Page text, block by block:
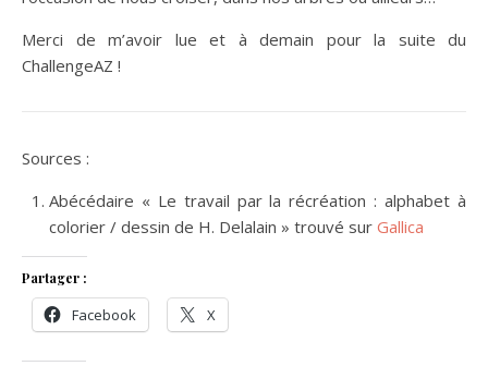
Merci de m’avoir lue et à demain pour la suite du
ChallengeAZ !
Sources :
Abécédaire « Le travail par la récréation : alphabet à
colorier / dessin de H. Delalain » trouvé sur Gallica
Partager :
Facebook X